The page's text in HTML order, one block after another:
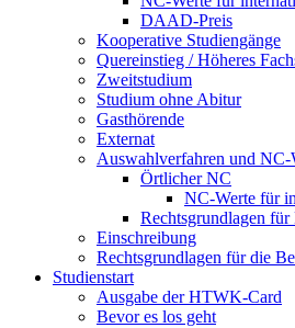
DAAD-Preis
Kooperative Studiengänge
Quereinstieg / Höheres
Zweitstudium
Studium ohne Abitur
Gasthörende
Externat
Auswahlverfahren und NC-
Örtlicher NC
NC-Werte für
Rechtsgrundlagen für
Einschreibung
Rechtsgrundlagen für die
Studienstart
Ausgabe der HTWK-Card
Bevor es los geht